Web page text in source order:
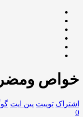
خواص
اشتراک توییت پین ایت
0